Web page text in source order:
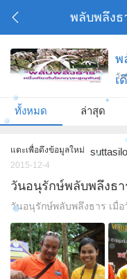
พลับพลึงธ
พ
เ
วั
ทั้งหมด ล่าสุด
แตะเพื่อดึงข้อมูลใหม่ suttasilo
2015-12-4
วันอนุรักษ์พลับพลึงธา
วันอนุรักษ์พลับพลึงธาร เมื่อ